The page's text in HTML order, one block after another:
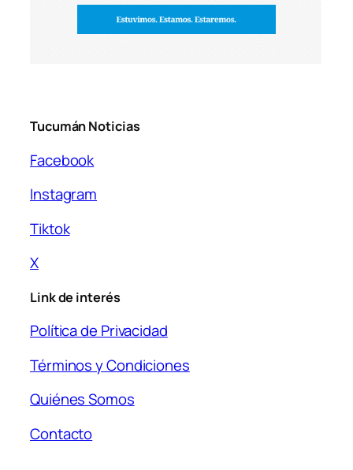
Tucumán Noticias
Facebook
Instagram
Tiktok
X
Link de interés
Política de Privacidad
Términos y Condiciones
Quiénes Somos
Contacto